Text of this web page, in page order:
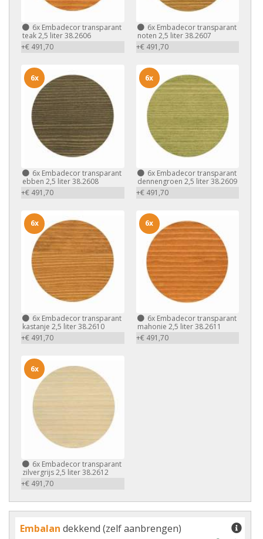
6x Embadecor transparant
teak 2,5 liter 38.2606
+€ 491,70
6xEmbadecor transparant
noten 2,5 liter 38.2607
+€ 491,70
6x Embadecor transparant
ebben 2,5 liter 38.2608
+€ 491,70
6x
6xEmbadecor transparant
dennengroen 2,5 liter 38.2609
+€ 491,70
6x
6x Embadecor transparant
kastanje 2,5 liter 38.2610
+€ 491,70
6x
6xEmbadecor transparant
mahonie 2,5 liter 38.2611
+€ 491,70
6x
6x Embadecor transparant
zilvergrijs 2,5 liter 38.2612
+€ 491,70
6x
Embalan dekkend (zelf aanbrengen)